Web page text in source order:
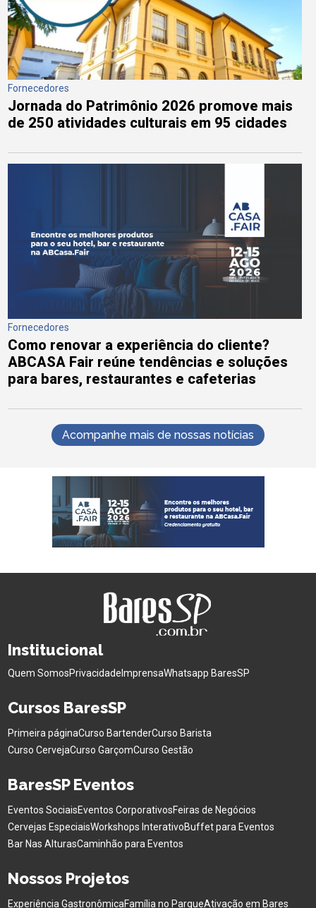
Fornecedores
Jornada do Patrimônio 2026 promove mais
de 250 atividades culturais em 95 cidades
Fornecedores
Como renovar a experiência do cliente?
ABCASA Fair reúne tendências e soluções
para bares, restaurantes e cafeterias
Acompanhe mais de nossas notícias
Institucional
Quem SomosPrivacidadeImprensaWhatsapp BaresSP
Cursos BaresSP
Primeira páginaCurso BartenderCurso Barista
Curso CervejaCurso GarçomCurso Gestão
BaresSP Eventos
Eventos SociaisEventos CorporativosFeiras de Negócios
Cervejas EspeciaisWorkshops InterativoBuffet para Eventos
Bar Nas AlturasCaminhão para Eventos
Nossos Projetos
Experiência GastronômicaFamília no ParqueAtivação em Bares